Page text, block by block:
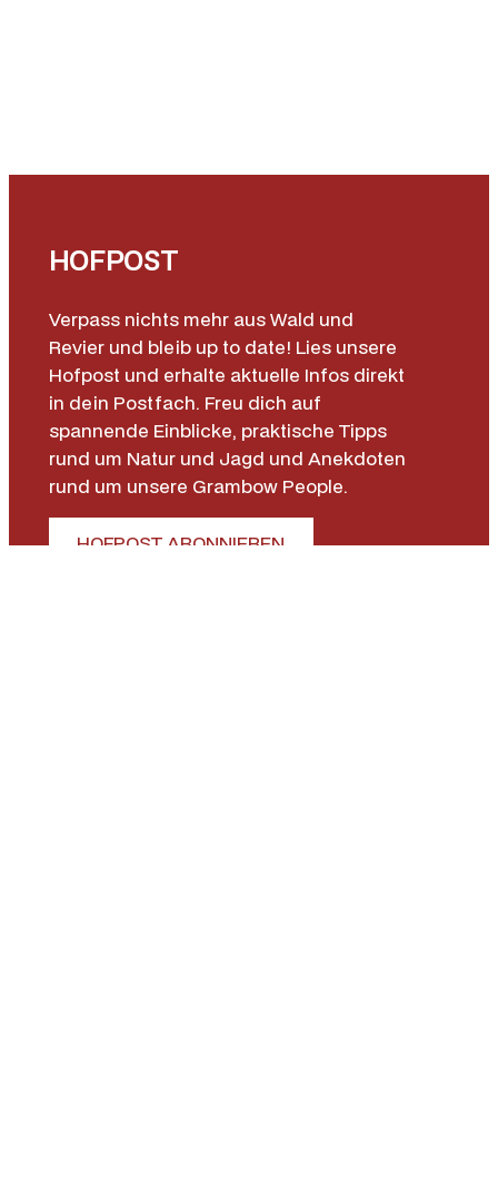
HOFPOST
Verpass nichts mehr aus Wald und
Revier und bleib up to date! Lies unsere
Hofpost und erhalte aktuelle Infos direkt
in dein Postfach. Freu dich auf
spannende Einblicke, praktische Tipps
rund um Natur und Jagd und Anekdoten
rund um unsere Grambow People.
HOFPOST ABONNIEREN